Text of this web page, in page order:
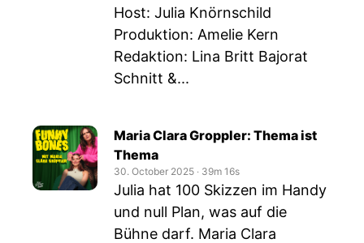
Host: Julia Knörnschild
Produktion: Amelie Kern
Redaktion: Lina Britt Bajorat
Schnitt &...
Maria Clara Groppler: Thema ist
Thema
30. October 2025 ‧ 39m 16s
Julia hat 100 Skizzen im Handy
und null Plan, was auf die
Bühne darf. Maria Clara